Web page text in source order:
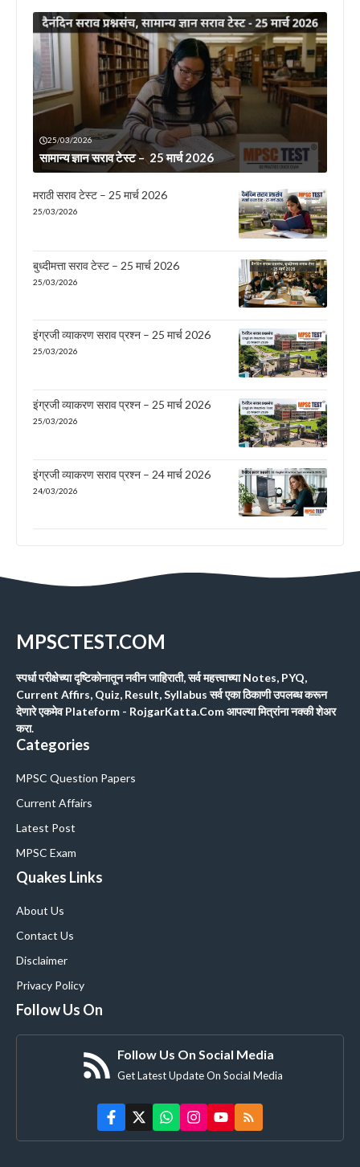
25/03/2026
सामान्य ज्ञान सराव टेस्ट – 25 मार्च 2026
मराठी सराव टेस्ट – 25 मार्च 2026
25/03/2026
बुध्दीमत्ता सराव टेस्ट – 25 मार्च 2026
25/03/2026
इंग्रजी व्याकरण सराव प्रश्न – 25 मार्च 2026
25/03/2026
इंग्रजी व्याकरण सराव प्रश्न – 25 मार्च 2026
25/03/2026
इंग्रजी व्याकरण सराव प्रश्न – 24 मार्च 2026
24/03/2026
MPSCTEST.COM
स्पर्धा परीक्षेच्या दृष्टिकोनातून नवीन जाहिराती, सर्व महत्त्वाच्या Notes, PYQ,
Current Affirs, Quiz, Result, Syllabus सर्व एका ठिकाणी उपलब्ध करून
देणारे एकमेव Plateform - RojgarKatta.Com आपल्या मित्रांना नक्की शेअर
करा.
Categories
MPSC Question Papers
Current Affairs
Latest Post
MPSC Exam
Quakes Links
About Us
Contact Us
Disclaimer
Privacy Policy
Follow Us On
Follow Us On Social Media
Get Latest Update On Social Media